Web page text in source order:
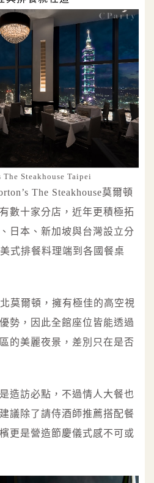
The Steakhouse Taipei
The Steakhouse莫爾頓
數十家分店，近年更積極拓
日本、新加坡與台灣設立分
式排餐料理端到各國餐桌
莫爾頓，擁有極佳的高空視
勢，因此全館座位皆能透過
的美麗夜景，差別只在是否
造訪必點，不過情人大餐也
議除了請侍酒師推薦搭配餐
更是營造節慶儀式感不可或